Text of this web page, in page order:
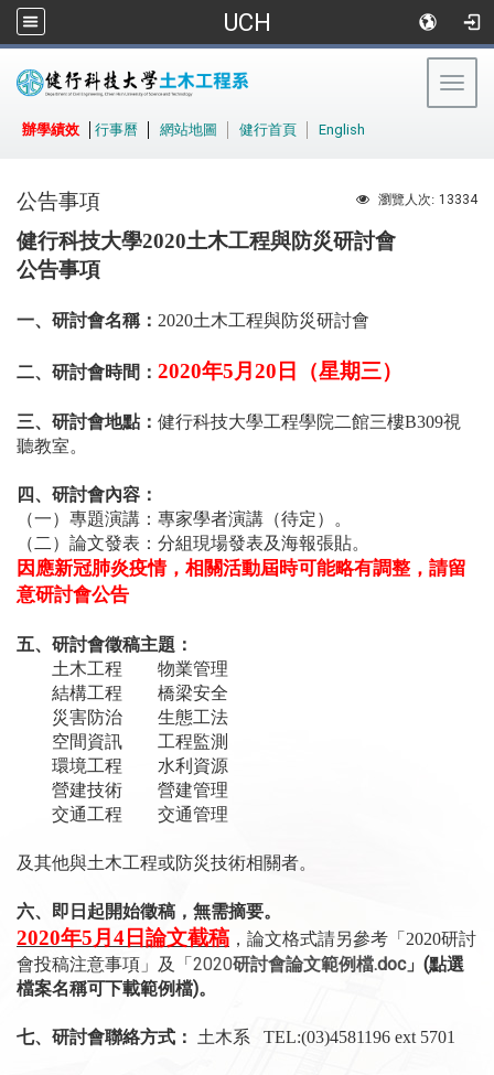
UCH
辦學績效 行事曆 網站地圖 健行首頁 English
瀏覽人次: 13334
公告事項
健行科技大學2020土木工程與防災研討會
公告事項
一、研討會名稱： 2020土木工程與防災研討會
二、研討會時間： 2020年5月 20 日（星期三）
三、研討會地點： 健行科技大學工程學院二館三樓B309視
聽教室。
四、研討會內容：
（一）專題演講：專家學者演講（待定）。
（二）論文發表：分組現場發表及海報張貼。
因應新冠肺炎疫情，相關活動屆時可能略有調整，請留
意研討會公告
五、研討會徵稿主題：
土木工程
物業管理
結構工程
橋梁安全
災害防治
生態工法
空間資訊
工程監測
環境工程
水利資源
營建技術
營建管理
交通工程
交通管理
及其他與土木工程或防災技術相關者。
六、即日起開始徵稿，無需摘要。
2020年5月 4 日論文截稿 ，論文格式請另參考「2020研討
會投稿注意事項」及「 2020研討會論文範例檔.doc」(點選
檔案名稱可下載範例檔)。
七、研討會聯絡方式： 土木系 TEL:(03)4581196 ext 5701